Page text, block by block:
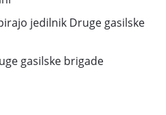
jedilnik Druge gasilske
gasilske brigade